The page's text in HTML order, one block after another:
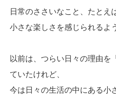
日常のささいなこと、たとえ
小さな楽しさを感じられるよ
以前は、つらい日々の理由を
ていたけれど、
今は日々の生活の中にある小